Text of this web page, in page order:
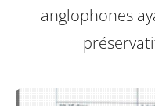
anglophones